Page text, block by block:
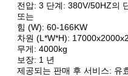
전압: 3 단계: 380V/50HZ의
또는
힘 (W): 60-166KW
차원 (L*W*H):
무게: 4000kg
보장: 1 년
제공되는 판매 후 서비스: 유